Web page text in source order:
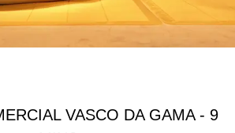
VASCO DA GAMA - 9